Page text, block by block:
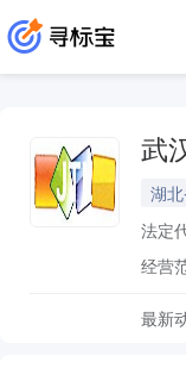
武
湖
法定
经营
最新